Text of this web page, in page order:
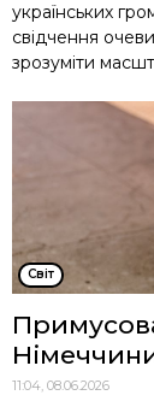
українських
свідчення
зрозуміти
Cвіт
11:04, 08.06.2026